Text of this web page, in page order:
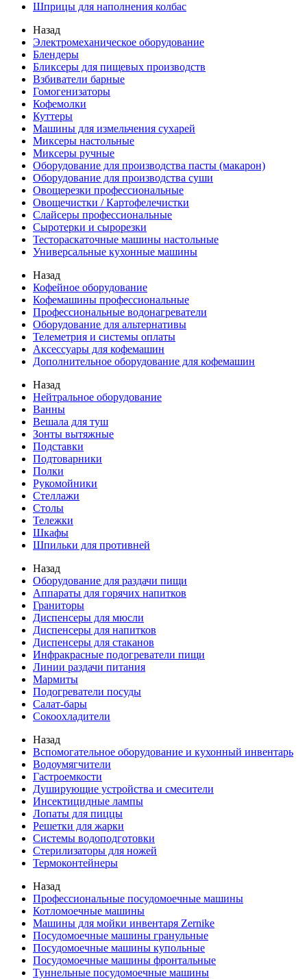
Шприцы для наполнения колбас
Назад
Электромеханическое оборудование
Блендеры
Бликсеры для пищевых производств
Взбиватели барные
Гомогенизаторы
Кофемолки
Куттеры
Машины для измельчения сухарей
Миксеры настольные
Миксеры ручные
Оборудование для производства пасты (макарон)
Оборудование для производства суши
Овощерезки профессиональные
Овощечистки / Картофелечистки
Слайсеры профессиональные
Сыротерки и сырорезки
Тестораскаточные машины настольные
Универсальные кухонные машины
Назад
Кофейное оборудование
Кофемашины профессиональные
Профессиональные водонагреватели
Оборудование для альтернативы
Телеметрия и системы оплаты
Аксессуары для кофемашин
Дополнительное оборудование для кофемашин
Назад
Нейтральное оборудование
Ванны
Вешала для туш
Зонты вытяжные
Подставки
Подтоварники
Полки
Рукомойники
Стеллажи
Столы
Тележки
Шкафы
Шпильки для противней
Назад
Оборудование для раздачи пищи
Аппараты для горячих напитков
Граниторы
Диспенсеры для мюсли
Диспенсеры для напитков
Диспенсеры для стаканов
Инфракрасные подогреватели пищи
Линии раздачи питания
Мармиты
Подогреватели посуды
Салат-бары
Сокоохладители
Назад
Вспомогательное оборудование и кухонный инвентарь
Водоумягчители
Гастроемкости
Душирующие устройства и смесители
Инсектицидные лампы
Лопаты для пиццы
Решетки для жарки
Системы водоподготовки
Стерилизаторы для ножей
Термоконтейнеры
Назад
Профессиональные посудомоечные машины
Котломоечные машины
Машины для мойки инвентаря Zernike
Посудомоечные машины гранульные
Посудомоечные машины купольные
Посудомоечные машины фронтальные
Туннельные посудомоечные машины